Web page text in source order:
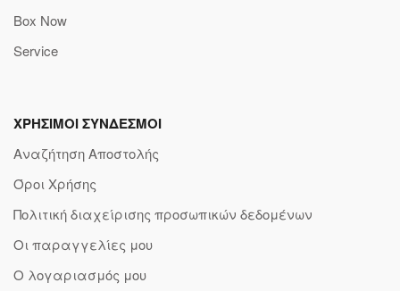
Box Now
Service
ΧΡΗΣΙΜΟΙ ΣΥΝΔΕΣΜΟΙ
Αναζήτηση Αποστολής
Όροι Χρήσης
Πολιτική διαχείρισης προσωπικών δεδομένων
Οι παραγγελίες μου
Ο λογαριασμός μου